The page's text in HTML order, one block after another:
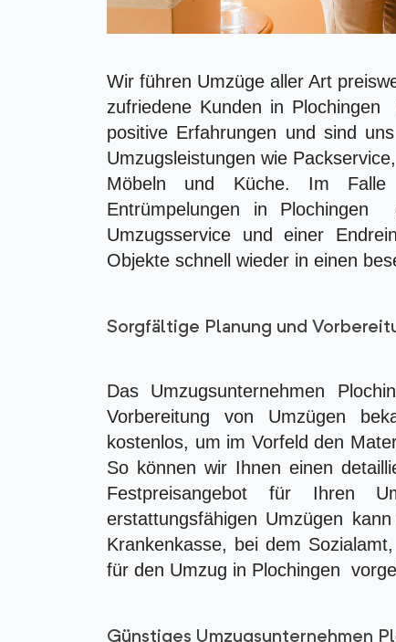
Wir führen Umzüge aller Art
zufriedene Kunden in
positive Erfahrungen und sind
Umzugsleistungen wie
Möbeln und Küche. Im Falle
Entrümpelungen in Plochingen
Umzugsservice und einer
Objekte schnell wieder in einen
Sorgfältige Planung und
Das Umzugsunternehmen
Vorbereitung von Umzügen
kostenlos, um im Vorfeld den
So können wir Ihnen einen
Festpreisangebot für Ihren
erstattungsfähigen Umzügen
Krankenkasse, bei dem
für den Umzug in Plochingen
Günstiges Umzugsunternehmen